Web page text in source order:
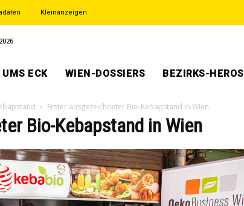
Kleinanzeigen
ECK WIEN-DOSSIERS BEZIRKS-HEROS
Erster ausgezeichneter Bio-Kebapstand in Wien
Bio-Kebapstand in Wien